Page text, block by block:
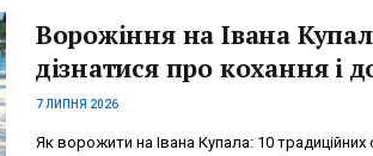
Ворожіння на Івана
дізнатися про кохання і
7 ЛИПНЯ 2026
Як ворожити на Івана Купала: 10 традиційних